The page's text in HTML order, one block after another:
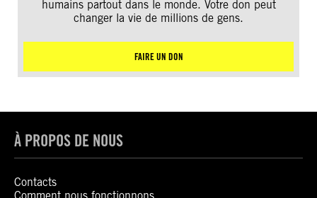
humains partout dans le monde. Votre don peut
changer la vie de millions de gens.
FAIRE UN DON
À PROPOS DE NOUS
Contacts